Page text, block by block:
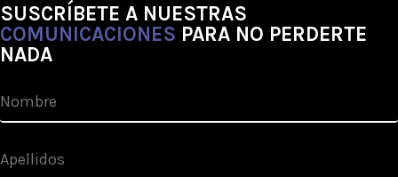
SUSCRÍBETE A NUESTRAS
COMUNICACIONES PARA NO PERDERTE
NADA